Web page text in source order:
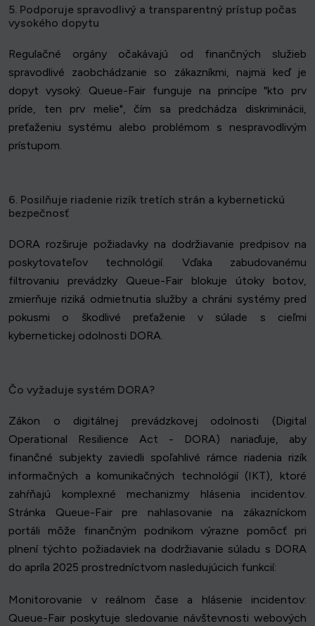
5. Podporuje spravodlivý a transparentný prístup počas
vysokého dopytu
Regulačné orgány očakávajú od finančných služieb
spravodlivé zaobchádzanie so zákazníkmi, najmä keď je
dopyt vysoký. Queue-Fair funguje na princípe "kto prv
príde, ten prv melie", čím sa predchádza diskriminácii,
preťaženiu systému alebo problémom s nespravodlivým
prístupom.
6. Posilňuje riadenie rizík tretích strán a kybernetickú
bezpečnosť
DORA rozširuje požiadavky na dodržiavanie predpisov na
poskytovateľov technológií. Vďaka zabudovanému
filtrovaniu prevádzky Queue-Fair blokuje útoky botov,
zmierňuje riziká odmietnutia služby a chráni systémy pred
pokusmi o škodlivé preťaženie v súlade s cieľmi
kybernetickej odolnosti DORA.
Čo vyžaduje systém DORA?
Zákon o digitálnej prevádzkovej odolnosti (Digital
Operational Resilience Act - DORA) nariaďuje, aby
finančné subjekty zaviedli spoľahlivé rámce riadenia rizík
informačných a komunikačných technológií (IKT), ktoré
zahŕňajú komplexné mechanizmy hlásenia incidentov.
Stránka Queue-Fair pre nahlasovanie na zákazníckom
portáli môže finančným podnikom výrazne pomôcť pri
plnení týchto požiadaviek na dodržiavanie súladu s DORA
do apríla 2025 prostredníctvom nasledujúcich funkcií:
Monitorovanie v reálnom čase a hlásenie incidentov:
Queue-Fair poskytuje sledovanie návštevnosti webových